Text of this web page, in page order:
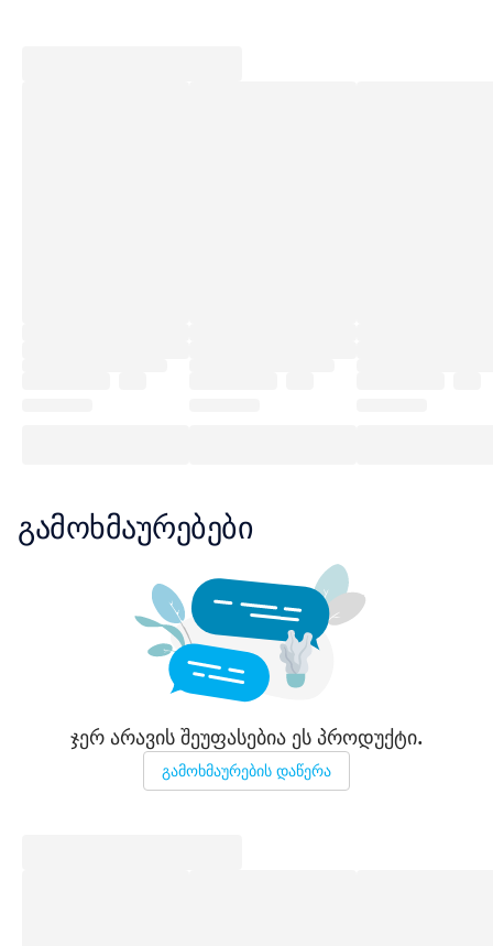
გამოხმაურებები
ჯერ არავის შეუფასებია ეს პროდუქტი.
გამოხმაურების დაწერა